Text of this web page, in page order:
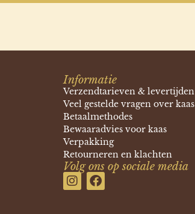
Informatie
Verzendtarieven & levertijden
Veel gestelde vragen over kaas
Betaalmethodes
Bewaaradvies voor kaas
Verpakking
Retourneren en klachten
Volg ons op sociale media